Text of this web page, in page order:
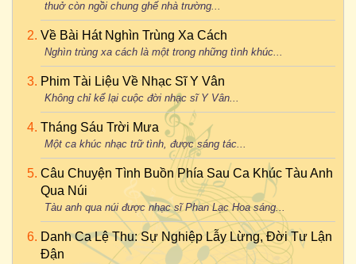
thuở còn ngồi chung ghế nhà trường...
Về Bài Hát Nghìn Trùng Xa Cách
Nghìn trùng xa cách là một trong những tình khúc...
Phim Tài Liệu Về Nhạc Sĩ Y Vân
Không chỉ kể lại cuộc đời nhạc sĩ Y Vân...
Tháng Sáu Trời Mưa
Một ca khúc nhạc trữ tình, được sáng tác...
Câu Chuyện Tình Buồn Phía Sau Ca Khúc Tàu Anh
Qua Núi
Tàu anh qua núi được nhạc sĩ Phan Lạc Hoa sáng...
Danh Ca Lệ Thu: Sự Nghiệp Lẫy Lừng, Đời Tư Lận
Đận